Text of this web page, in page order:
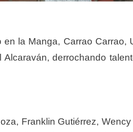
la Manga, Carrao Carrao,
derrochando
Franklin Gutiérrez,